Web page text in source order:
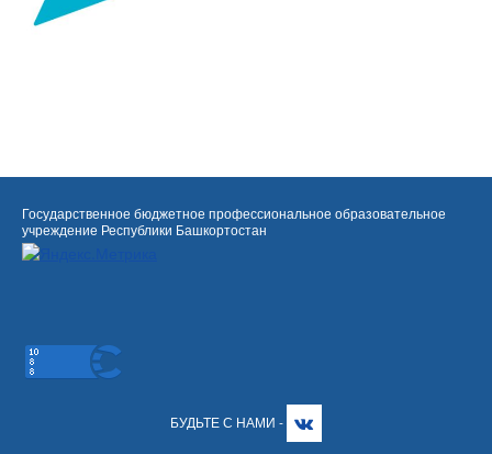
Государственное бюджетное профессиональное образовательное
учреждение Республики Башкортостан
БУДЬТЕ С НАМИ -